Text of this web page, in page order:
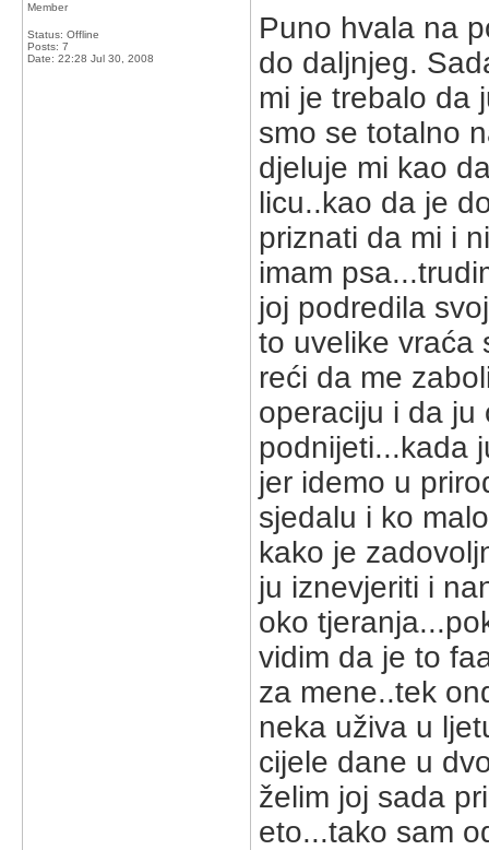
Member
Status: Offline
Posts: 7
Date: 22:28 Jul 30, 2008
Puno hvala na
do daljnjeg.
mi je trebalo da
smo se totalno
djeluje mi kao
licu..kao da je
priznati da mi i
imam
joj podredila
to uvelike vraća
reći da me
operaciju i da ju
podnijeti...kada
jer idemo u
sjedalu i ko
kako je
ju iznevjeriti i
oko
vidim da je to
za mene..tek
neka uživa u
cijele dane u
želim joj sada
eto...tako sam